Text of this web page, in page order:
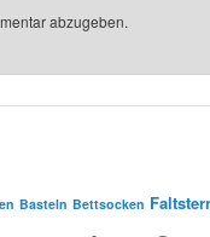
abzugeben.
Basteln Bettsocken